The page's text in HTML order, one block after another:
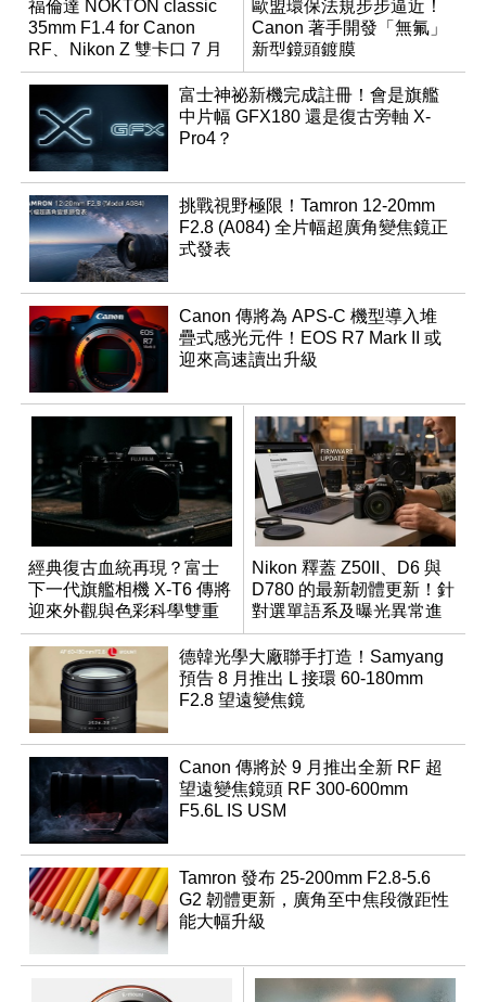
福倫達 NOKTON classic
35mm F1.4 for Canon
RF、Nikon Z 雙卡口 7 月
同步登台
歐盟環保法規步步逼近！
Canon 著手開發「無氟」
新型鏡頭鍍膜
富士神祕新機完成註冊！會是旗艦
中片幅 GFX180 還是復古旁軸 X-
Pro4？
挑戰視野極限！Tamron 12-20mm
F2.8 (A084) 全片幅超廣角變焦鏡正
式發表
Canon 傳將為 APS-C 機型導入堆
疊式感光元件！EOS R7 Mark II 或
迎來高速讀出升級
經典復古血統再現？富士
下一代旗艦相機 X-T6 傳將
迎來外觀與色彩科學雙重
優化
Nikon 釋蓋 Z50II、D6 與
D780 的最新韌體更新！針
對選單語系及曝光異常進
行修復
德韓光學大廠聯手打造！Samyang
預告 8 月推出 L 接環 60-180mm
F2.8 望遠變焦鏡
Canon 傳將於 9 月推出全新 RF 超
望遠變焦鏡頭 RF 300-600mm
F5.6L IS USM
Tamron 發布 25-200mm F2.8-5.6
G2 韌體更新，廣角至中焦段微距性
能大幅升級